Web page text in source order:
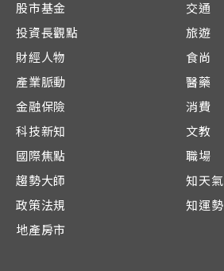
股市基金
投資長觀點
財經人物
產業脈動
金融保險
科技新知
國際焦點
趨勢大師
政策法規
地產房市
交通
旅遊
食尚
醫藥
消費
文教
職場
知天氣
知運勢